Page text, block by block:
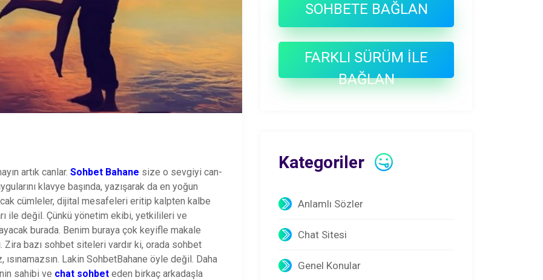
SOHBETE BAĞLAN
FARKLI SÜRÜM İLE
BAĞLAN
Kategoriler
Anlamlı Sözler
Chat Sitesi
Genel Konular
artık canlar. Sohbet Bahane size o sevgiyi can-
klavye başında, yazışarak da en yoğun
cümleler, dijital mesafeleri eritip kalpten kalbe
ile değil. Çünkü yönetim ekibi, yetkilileri ve
burada. Benim buraya çok keyifle makale
bazı sohbet siteleri vardır ki, orada sohbet
Lakin SohbetBahane öyle değil. Daha
sahibi ve chat sohbet eden birkaç arkadaşla